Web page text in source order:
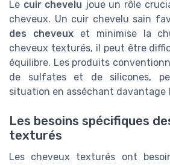
Le cuir chevelu joue un rôle
cheveux. Un cuir chevelu sain
des cheveuxet minimise la
cheveux texturés, il peut être
équilibre. Les produits
de sulfates et de silicones,
situation en asséchant davantage
Les besoins spécifiques
texturés
Les cheveux texturés ont